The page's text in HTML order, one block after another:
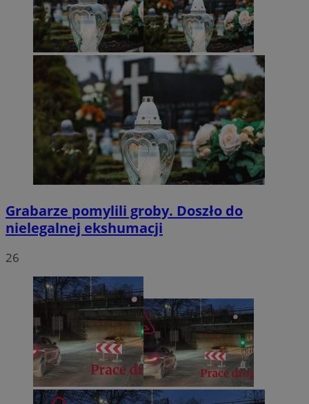
Grabarze pomylili groby. Doszło do
nielegalnej ekshumacji
26